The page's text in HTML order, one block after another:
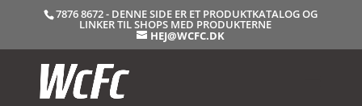
7876 8672 - DENNE SIDE ER ET PRODUKTKATALOG OG
LINKER TIL SHOPS MED PRODUKTERNE
HEJ@WCFC.DK